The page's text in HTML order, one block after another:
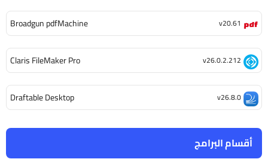
أقسام البرامج
Broadgun pdfMachine v20.61
Claris FileMaker Pro v26.0.2.212
Draftable Desktop v26.8.0